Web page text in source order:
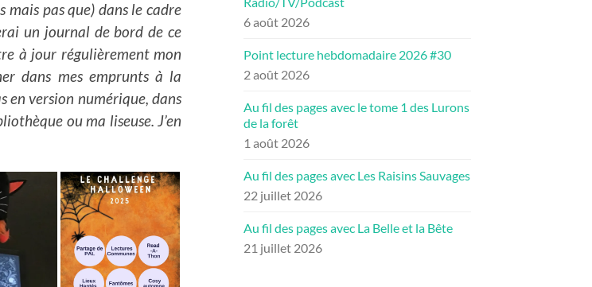
pas que) dans le cadre
un journal de bord de ce
à jour régulièrement mon
dans mes emprunts à la
en version numérique, dans
ou ma liseuse. J’en
6 août 2026
Point lecture hebdomadaire 2026 #30
2 août 2026
Au fil des pages avec le tome 1 des Lurons
de la forêt
1 août 2026
Au fil des pages avec Les Raisins Sauvages
22 juillet 2026
Au fil des pages avec La Belle et la Bête
21 juillet 2026